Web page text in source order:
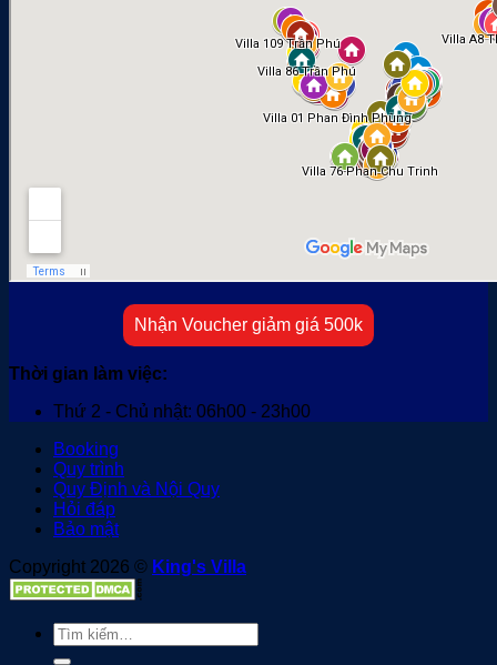
Nhận Voucher giảm giá 500k
Thời gian làm việc:
Thứ 2 - Chủ nhật: 06h00 - 23h00
Booking
Quy trình
Quy Định và Nội Quy
Hỏi đáp
Bảo mật
Copyright 2026 © King's Villa
Tìm
kiếm: